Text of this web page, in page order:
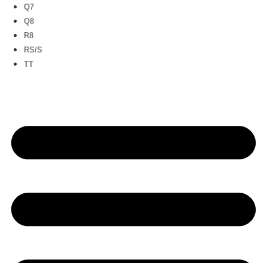
Q7
Q8
R8
RS/S
TT